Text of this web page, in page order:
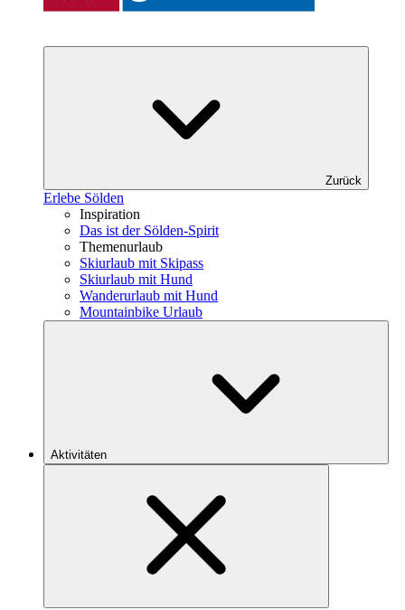
Zurück
Erlebe Sölden
Inspiration
Das ist der Sölden-Spirit
Themenurlaub
Skiurlaub mit Skipass
Skiurlaub mit Hund
Wanderurlaub mit Hund
Mountainbike Urlaub
Aktivitäten